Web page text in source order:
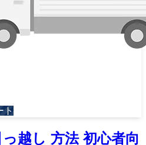
ト
越し 方法 初心者向